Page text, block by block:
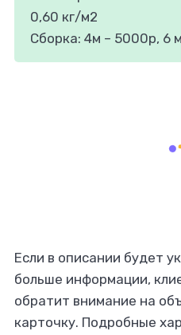
0,60 кг/м2
Сборка: 4м – 5000р, 6
Если в описании будет
больше информации,
обратит внимание на
карточку. Подробные